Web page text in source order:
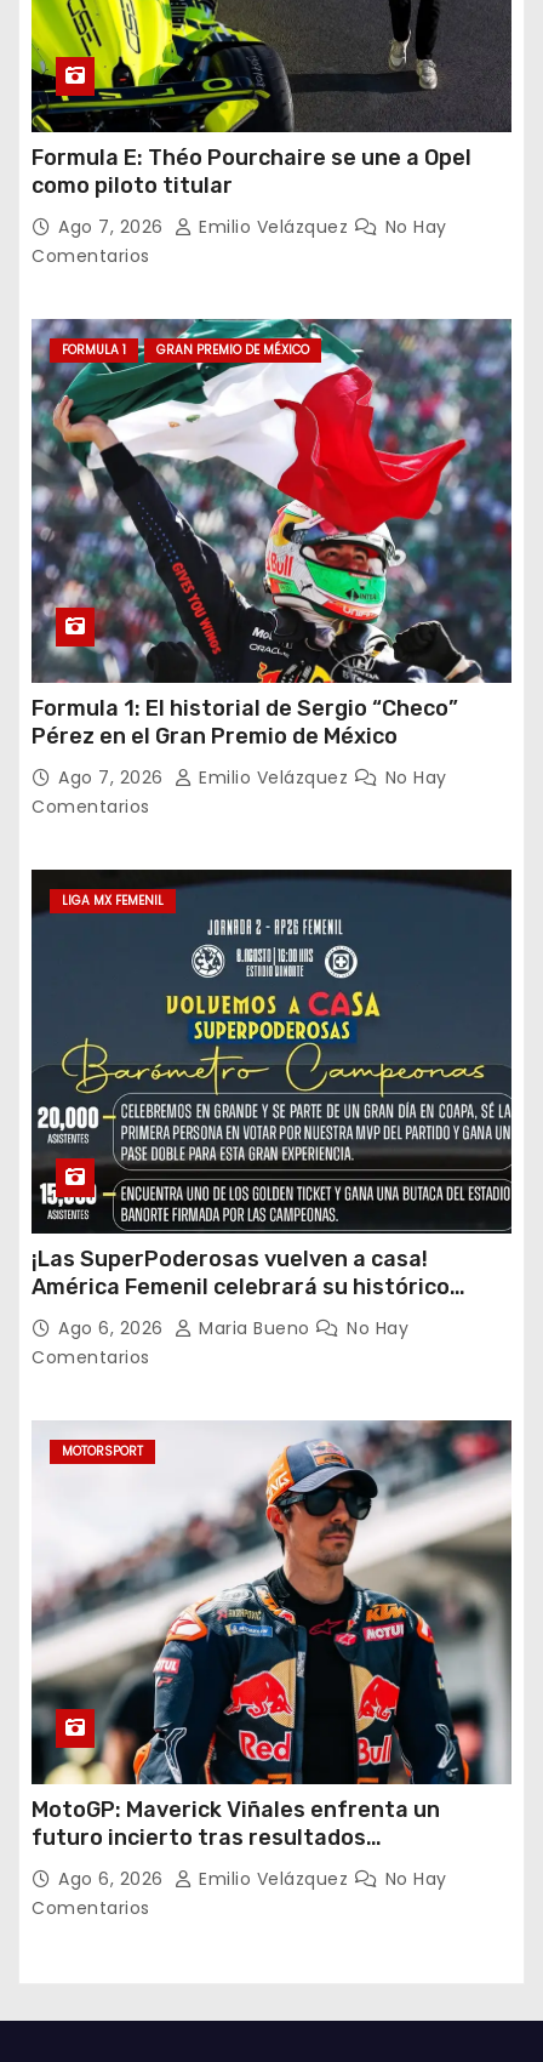
Formula E: Théo Pourchaire se une a Opel
como piloto titular
Ago 7, 2026 Emilio Velázquez
No Hay
Comentarios
FORMULA 1 GRAN PREMIO DE MÉXICO
Formula 1: El historial de Sergio “Checo”
Pérez en el Gran Premio de México
Ago 7, 2026 Emilio Velázquez
No Hay
Comentarios
LIGA MX FEMENIL
¡Las SuperPoderosas vuelven a casa!
América Femenil celebrará su histórico
triplete con una auténtica fiesta ante Cruz
Azul
Ago 6, 2026 Maria Bueno
No Hay
Comentarios
MOTORSPORT
MotoGP: Maverick Viñales enfrenta un
futuro incierto tras resultados
decepcionantes
Ago 6, 2026 Emilio Velázquez
No Hay
Comentarios